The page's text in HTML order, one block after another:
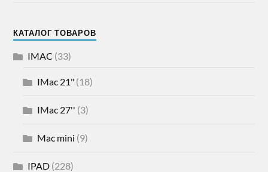
КАТАЛОГ ТОВАРОВ
IMAC (33)
IMac 21" (18)
IMac 27'' (3)
Mac mini (9)
IPAD (228)